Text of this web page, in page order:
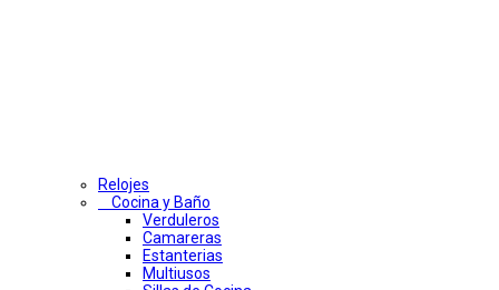
Relojes
Cocina y Baño
Verduleros
Camareras
Estanterias
Multiusos